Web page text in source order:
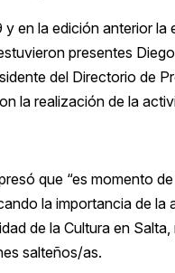
en la edición anterior
presentes
del Directorio de
la realización de la
que “es momento
la importancia de
de la Cultura en
salteños/as.